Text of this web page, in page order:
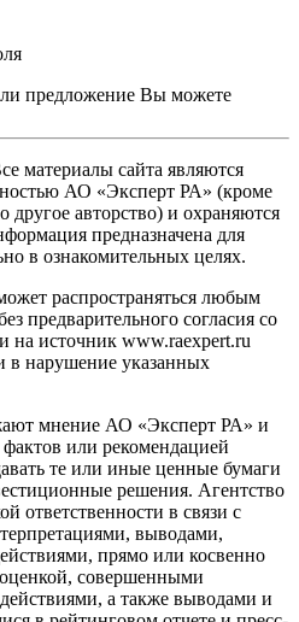
предложение Вы можете
материалы сайта являются
АО «Эксперт РА» (кроме
другое авторство) и охраняются
предназначена для
в ознакомительных целях.
распространяться любым
предварительного согласия со
на источник www.raexpert.ru
в нарушение указанных
мнение АО «Эксперт РА» и
или рекомендацией
те или иные ценные бумаги
решения. Агентство
ответственности в связи с
выводами,
прямо или косвенно
совершенными
а также выводами и